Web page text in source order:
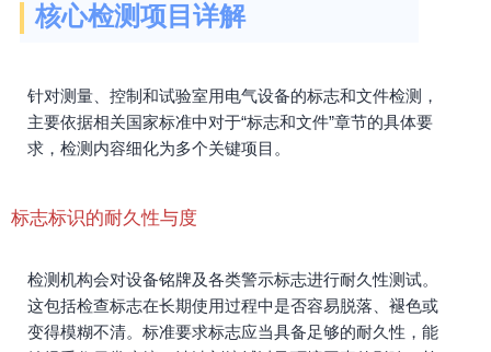
核心检测项目详解
针对测量、控制和试验室用电气设备的标志和文件检测，
主要依据相关国家标准中对于“标志和文件”章节的具体要
求，检测内容细化为多个关键项目。
标志标识的耐久性与度
检测机构会对设备铭牌及各类警示标志进行耐久性测试。
这包括检查标志在长期使用过程中是否容易脱落、褪色或
变得模糊不清。标准要求标志应当具备足够的耐久性，能